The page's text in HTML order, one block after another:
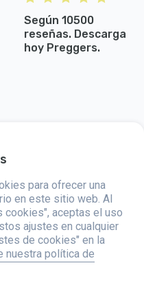
Según 10500
reseñas. Descarga
hoy Preggers.
sueco Stroller AB en
para los futuros y
equipo diverso y
aplicaciones fáciles de
de personas. Preggers
actualizaciones,
para cada etapa del embarazo.
consejos prácticos sobre el
la inclusividad, Preggers
Con millones de descargas
para ofrecer una
en este sitio web. Al
cookies", aceptas el uso
ajustes en cualquier
de cookies" en la
nuestra política de